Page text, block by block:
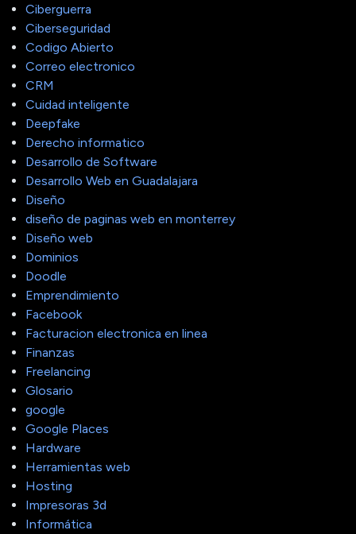
Ciberguerra
Ciberseguridad
Codigo Abierto
Correo electronico
CRM
Cuidad inteligente
Deepfake
Derecho informatico
Desarrollo de Software
Desarrollo Web en Guadalajara
Diseño
diseño de paginas web en monterrey
Diseño web
Dominios
Doodle
Emprendimiento
Facebook
Facturacion electronica en linea
Finanzas
Freelancing
Glosario
google
Google Places
Hardware
Herramientas web
Hosting
Impresoras 3d
Informática